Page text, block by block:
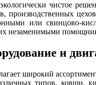
чистое
производственных
или свинцово-
незаменимыми
и
широкий
типов, ковши,